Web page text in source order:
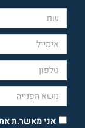
אני מאשר.ת את